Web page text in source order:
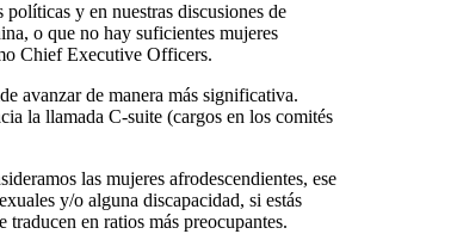
y en nuestras discusiones de
o que no hay suficientes mujeres
Chief Executive Officers.
avanzar de manera más significativa.
la llamada C-suite (cargos en los comités
las mujeres afrodescendientes, ese
y/o alguna discapacidad, si estás
traducen en ratios más preocupantes.